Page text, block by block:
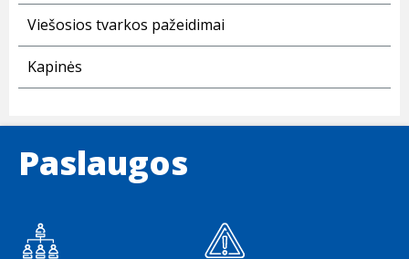
Viešosios tvarkos pažeidimai
Kapinės
Paslaugos